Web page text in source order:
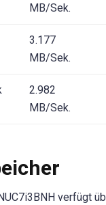
MB/Sek.
3.177
MB/Sek.
2.982
MB/Sek.
verfügt